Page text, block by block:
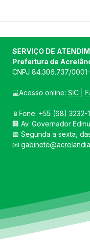
Mais saúde para
Acrelândia!
SERVIÇO DE
Prefeitura de
CNPJ 84.306.737/
💻Acesso online: SIC
📱Fone: +55 (68) 3232-
🏢 Av. Governador
📅 Segunda a sexta,
📧